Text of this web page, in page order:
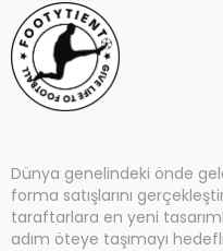
Dünya genelindeki önde
forma satışlarını
taraftarlara en yeni
adım öteye taşımayı